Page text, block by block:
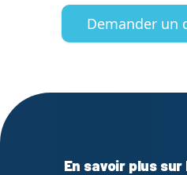
Demander un
En savoir plus